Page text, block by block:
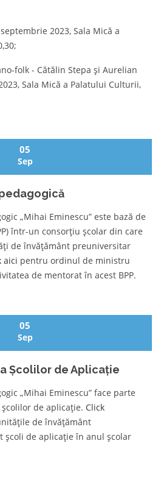
2023, Sala Mică a
folk - Cătălin Stepa și Aurelian
Sala Mică a Palatului Culturii,
05
Sep
„Mihai Eminescu” este bază de
într-un consorțiu școlar din care
de învățământ preuniversitar
aici pentru ordinul de ministru
de mentorat în acest BPP.
05
Sep
Școlilor de Aplicație
„Mihai Eminescu” face parte
de aplicație. Click
de învățământ
școli de aplicație în anul școlar